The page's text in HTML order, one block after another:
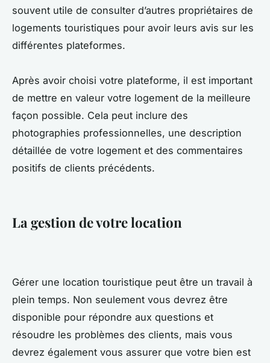
souvent utile de consulter d’autres propriétaires de
logements touristiques pour avoir leurs avis sur les
différentes plateformes.
Après avoir choisi votre plateforme, il est important
de mettre en valeur votre logement de la meilleure
façon possible. Cela peut inclure des
photographies professionnelles, une description
détaillée de votre logement et des commentaires
positifs de clients précédents.
La gestion de votre location
Gérer une location touristique peut être un travail à
plein temps. Non seulement vous devrez être
disponible pour répondre aux questions et
résoudre les problèmes des clients, mais vous
devrez également vous assurer que votre bien est